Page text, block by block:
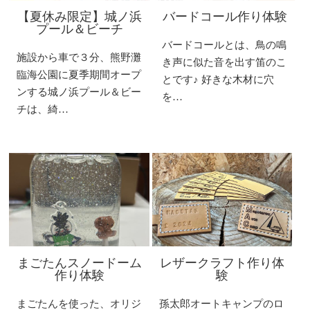
【夏休み限定】城ノ浜
プール＆ビーチ
施設から車で３分、熊野灘
臨海公園に夏季期間オープ
ンする城ノ浜プール＆ビー
チは、綺…
バードコール作り体験
バードコールとは、鳥の鳴
き声に似た音を出す笛のこ
とです♪ 好きな木材に穴
を…
まごたんスノードーム
作り体験
まごたんを使った、オリジ
レザークラフト作り体
験
孫太郎オートキャンプのロ